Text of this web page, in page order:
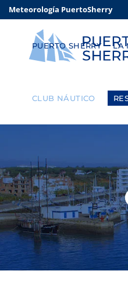
Meteorología PuertoSherry
PUERTO SHERRY LA
CLUB NÁUTICO